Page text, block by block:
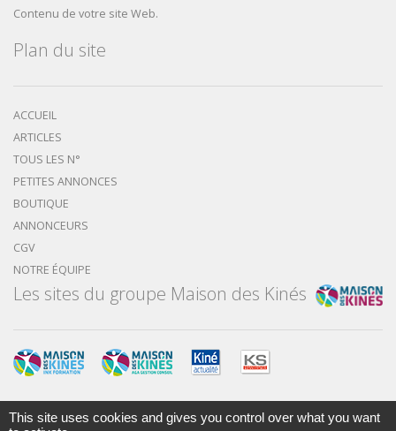
Contenu de votre site Web.
Plan du site
ACCUEIL
ARTICLES
TOUS LES N°
PETITES ANNONCES
BOUTIQUE
ANNONCEURS
CGV
NOTRE ÉQUIPE
Les sites du groupe Maison des Kinés
This site uses cookies and gives you control over what you want